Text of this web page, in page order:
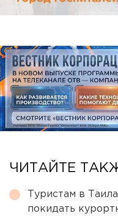
ЧИТАЙТЕ
Туристам в
покидать